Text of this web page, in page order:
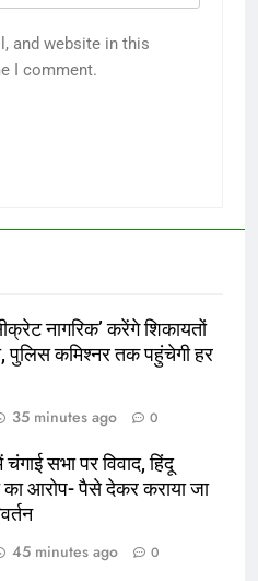
and website in this
I comment.
नागरिक’ करेंगे शिकायतों
पुलिस कमिश्नर तक पहुंचेगी हर
35 minutes ago 0
सभा पर विवाद, हिंदू
आरोप- पैसे देकर कराया जा
45 minutes ago 0